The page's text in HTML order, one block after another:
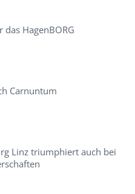
HagenBORG
Carnuntum
Linz triumphiert auch bei